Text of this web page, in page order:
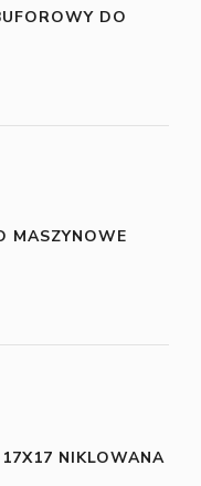
DO
MASZYNOWE
NIKLOWANA